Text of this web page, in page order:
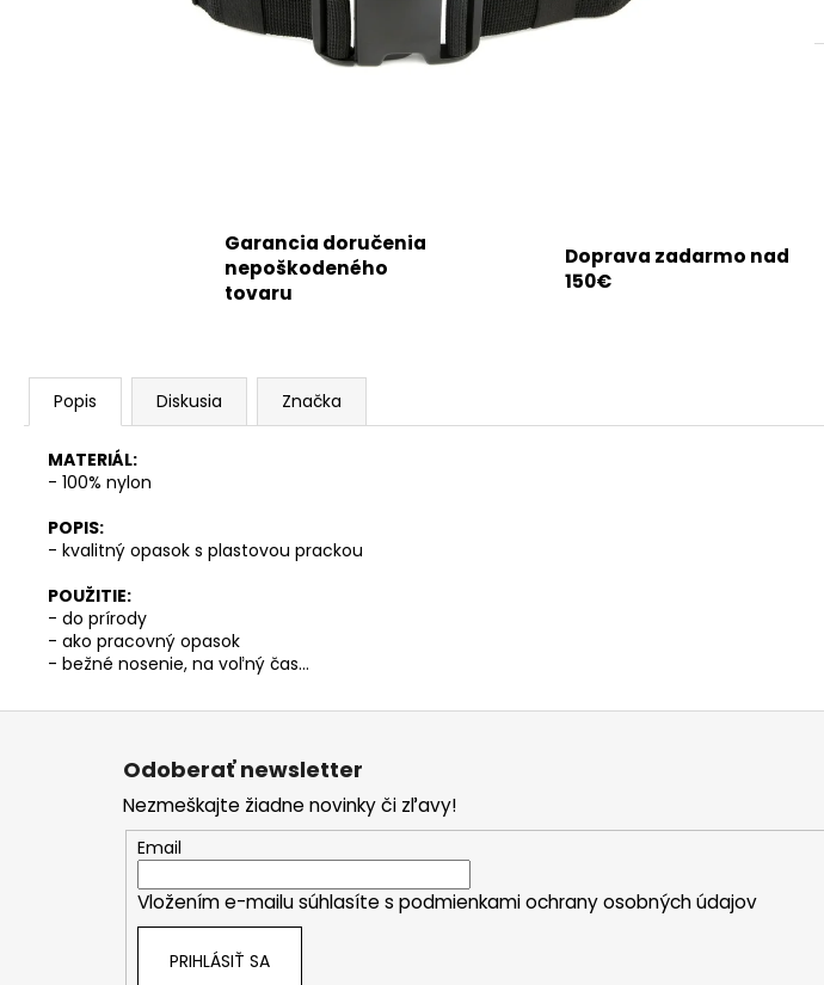
Garancia doručenia
nepoškodeného
tovaru
Doprava zadarmo nad
150€
Popis Diskusia Značka
MATERIÁL:
- 100% nylon
POPIS:
- kvalitný opasok s plastovou prackou
POUŽITIE:
- do prírody
- ako pracovný opasok
- bežné nosenie, na voľný čas…
Z
Odoberať newsletter
Nezmeškajte žiadne novinky či zľavy!
Email
Vložením e-mailu súhlasíte s podmienkami ochrany osobných údajov
PRIHLÁSIŤ SA